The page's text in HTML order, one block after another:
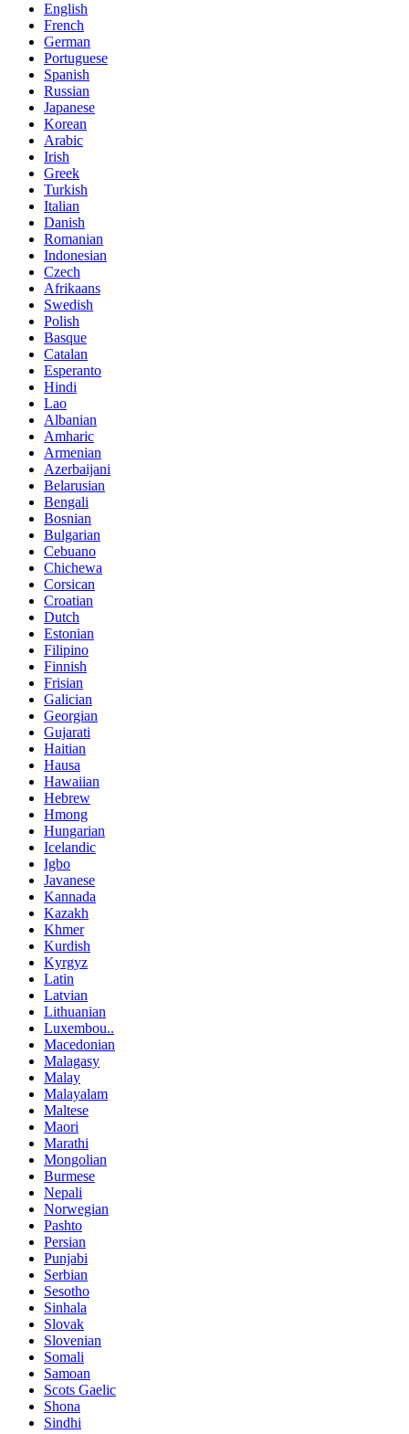
English
French
German
Portuguese
Spanish
Russian
Japanese
Korean
Arabic
Irish
Greek
Turkish
Italian
Danish
Romanian
Indonesian
Czech
Afrikaans
Swedish
Polish
Basque
Catalan
Esperanto
Hindi
Lao
Albanian
Amharic
Armenian
Azerbaijani
Belarusian
Bengali
Bosnian
Bulgarian
Cebuano
Chichewa
Corsican
Croatian
Dutch
Estonian
Filipino
Finnish
Frisian
Galician
Georgian
Gujarati
Haitian
Hausa
Hawaiian
Hebrew
Hmong
Hungarian
Icelandic
Igbo
Javanese
Kannada
Kazakh
Khmer
Kurdish
Kyrgyz
Latin
Latvian
Lithuanian
Luxembou..
Macedonian
Malagasy
Malay
Malayalam
Maltese
Maori
Marathi
Mongolian
Burmese
Nepali
Norwegian
Pashto
Persian
Punjabi
Serbian
Sesotho
Sinhala
Slovak
Slovenian
Somali
Samoan
Scots Gaelic
Shona
Sindhi